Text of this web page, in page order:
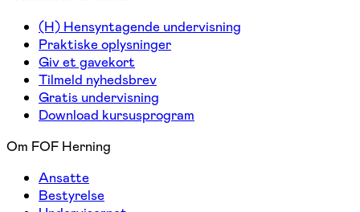
(H) Hensyntagende undervisning
Praktiske oplysninger
Giv et gavekort
Tilmeld nyhedsbrev
Gratis undervisning
Download kursusprogram
Om FOF Herning
Ansatte
Bestyrelse